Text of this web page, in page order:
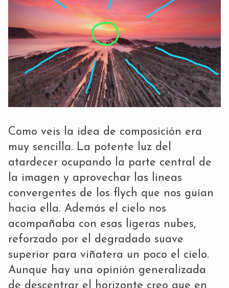
Como veis la idea de composición era
muy sencilla. La potente luz del
atardecer ocupando la parte central de
la imagen y aprovechar las lineas
convergentes de los flych que nos guían
hacia ella. Además el cielo nos
acompañaba con esas ligeras nubes,
reforzado por el degradado suave
superior para viñatera un poco el cielo.
Aunque hay una opinión generalizada